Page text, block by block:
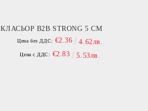
КЛАСЬОР B2B STRONG 5 СМ
Цена без ДДС: €2.36 4.62лв.
Цена с ДДС: €2.83 5.53лв.